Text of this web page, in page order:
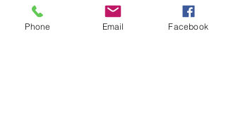
RYAN M.L.,
Cyberspace
textuality: computer technology and
literary theory,
Indiana University Press,
Phone Email Facebook